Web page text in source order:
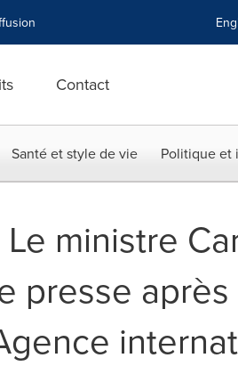
Contact
Santé et style de vie Politique et
ministre
presse